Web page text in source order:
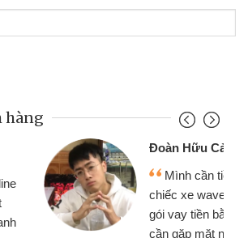
hàng
Đoàn Hữu Cảnh
Mình cần tiền gấp nên định cầm cố
chiếc xe wave nhưng thật may đã có
gói vay tiền bằng CMND online không
cần gặp mặt nên rất tiện lợi, sẽ giới